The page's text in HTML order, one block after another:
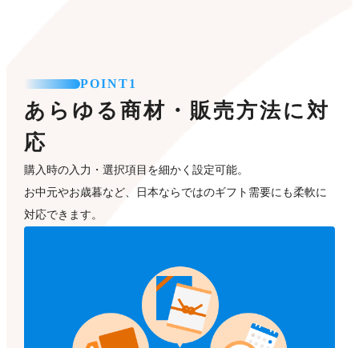
POINT1
あらゆる商材・販売方法に対
応
購入時の入力・選択項目を細かく設定可能。
お中元やお歳暮など、日本ならではのギフト需要にも柔軟に
対応できます。